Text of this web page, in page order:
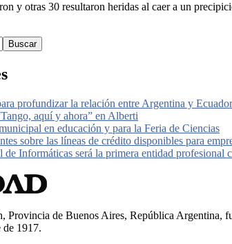
y otras 30 resultaron heridas al caer a un
Buscar
profundizar la relación entre Argentina y Ecuador
aquí y ahora” en Alberti
en educación y para la Feria de Ciencias
sobre las líneas de crédito disponibles para
de Informáticas será la primera entidad profesional
Provincia de Buenos Aires, República Argentina,
de 1917.